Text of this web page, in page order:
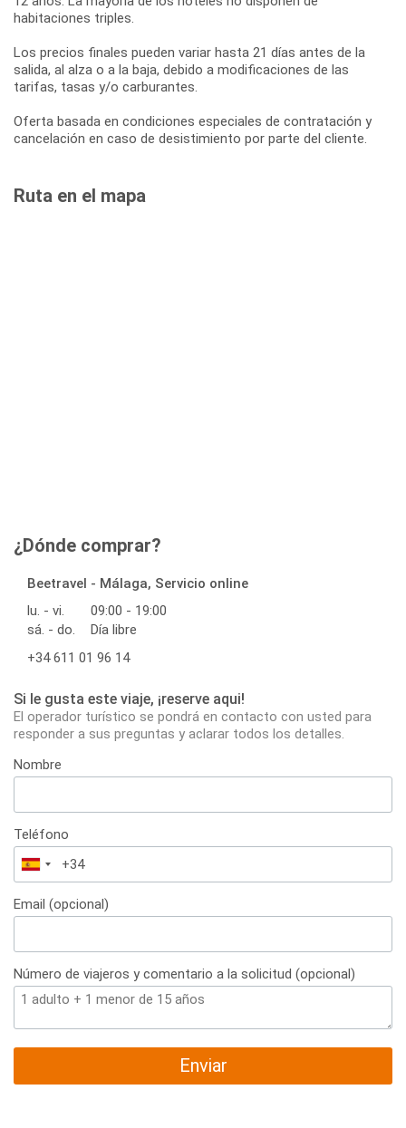
habitaciones triples.
Los precios finales pueden variar hasta 21 días antes de la
salida, al alza o a la baja, debido a modificaciones de las
tarifas, tasas y/o carburantes.
Oferta basada en condiciones especiales de contratación y
cancelación en caso de desistimiento por parte del cliente.
Ruta en el mapa
¿Dónde comprar?
Beetravel - Málaga, Servicio online
lu. - vi.
09:00 - 19:00
sá. - do.
Día libre
+34 611 01 96 14
Si le gusta este viaje, ¡reserve aqui!
El operador turístico se pondrá en contacto con usted para
responder a sus preguntas y aclarar todos los detalles.
Nombre
Teléfono
España
+34
Email (opcional)
Número de viajeros y comentario a la solicitud (opcional)
Enviar